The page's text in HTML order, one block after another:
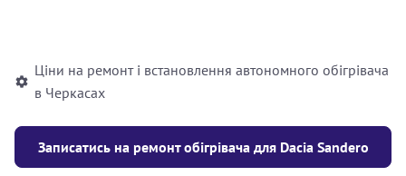
Ціни на ремонт і встановлення автономного обігрівача
в Черкасах
Записатись на ремонт обігрівача для Dacia Sandero